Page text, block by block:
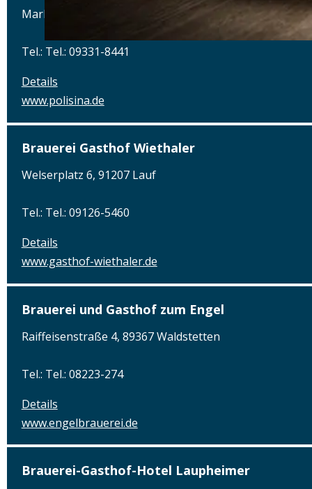
Marktbreiter Straße 265, 97199 Ochsenfurt
Tel.: Tel.: 09331-8441
Details
www.polisina.de
Brauerei Gasthof Wiethaler
Welserplatz 6, 91207 Lauf
Tel.: Tel.: 09126-5460
Details
www.gasthof-wiethaler.de
Brauerei und Gasthof zum Engel
Raiffeisenstraße 4, 89367 Waldstetten
Tel.: Tel.: 08223-274
Details
www.engelbrauerei.de
Brauerei-Gasthof-Hotel Laupheimer